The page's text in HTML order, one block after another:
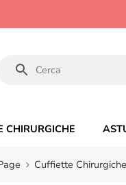
CHIRURGICHE
Cuffiette Chirurgiche